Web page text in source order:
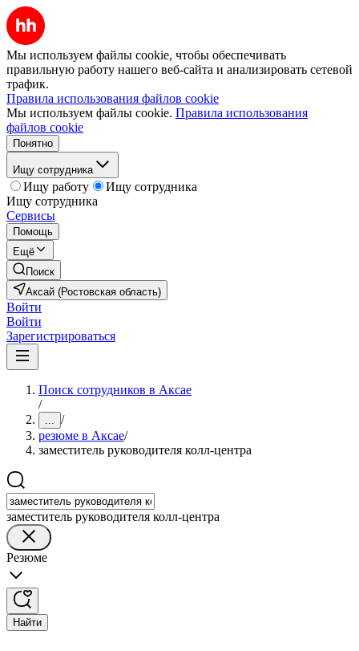
Мы используем файлы cookie, чтобы обеспечивать
правильную работу нашего веб-сайта и анализировать сетевой
трафик.
Правила использования файлов cookie
Мы используем файлы cookie. Правила использования
файлов cookie
Понятно
Ищу сотрудника
Ищу работу
Ищу сотрудника
Ищу сотрудника
Сервисы
Помощь
Ещё
Поиск
Аксай (Ростовская область)
Войти
Войти
Зарегистрироваться
Поиск сотрудников в Аксае
/
... /
резюме в Аксае/
заместитель руководителя колл-центра
заместитель руководителя колл-центра
Резюме
Найти